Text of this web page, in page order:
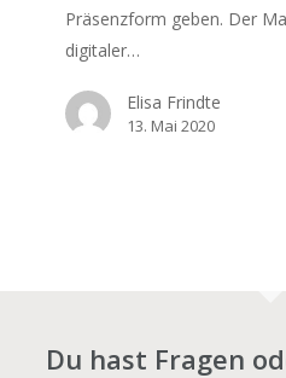
Präsenzform geben. Der
digitaler…
Elisa Frindte
13. Mai 2020
Du hast Fragen